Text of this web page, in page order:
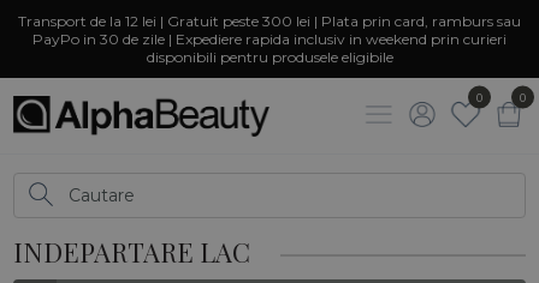
Transport de la 12 lei | Gratuit peste 300 lei | Plata prin card, ramburs sau
PayPo in 30 de zile | Expediere rapida inclusiv in weekend prin curieri
disponibili pentru produsele eligibile
0 0
INDEPARTARE LAC